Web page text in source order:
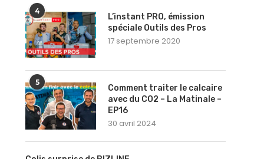
4
L’instant PRO, émission
spéciale Outils des Pros
17 septembre 2020
5
Comment traiter le calcaire
avec du CO2 – La Matinale –
EP16
30 avril 2024